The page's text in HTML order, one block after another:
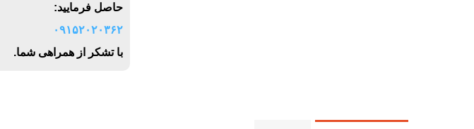
حاصل فرمایید:
۰۹۱۵۲۰۲۰۳۶۲
با تشکر از همراهی شما.